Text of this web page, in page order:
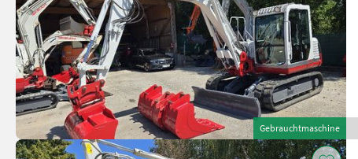
Gebrauchtmaschine